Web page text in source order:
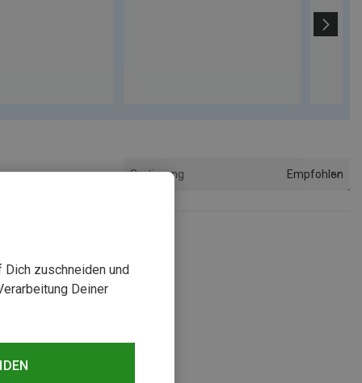
Sortierung Empfohlen
zuschneiden und
Deiner